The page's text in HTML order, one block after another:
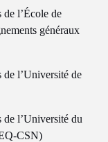
de l’École de
généraux
de l’Université de
de l’Université du
CSN)